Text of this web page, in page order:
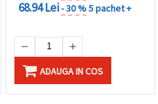
68.94 Lei- 30 %5 pachet +
ADAUGA IN COS